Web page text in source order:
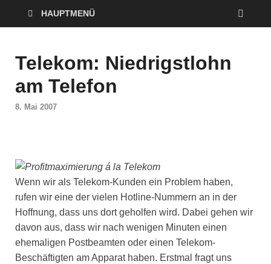
HAUPTMENÜ
Telekom: Niedrigstlohn
am Telefon
8. Mai 2007
Profitmaximierung á la Telekom
Wenn wir als Telekom-Kunden ein Problem haben,
rufen wir eine der vielen Hotline-Nummern an in der
Hoffnung, dass uns dort geholfen wird. Dabei gehen wir
davon aus, dass wir nach wenigen Minuten einen
ehemaligen Postbeamten oder einen Telekom-
Beschäftigten am Apparat haben. Erstmal fragt uns